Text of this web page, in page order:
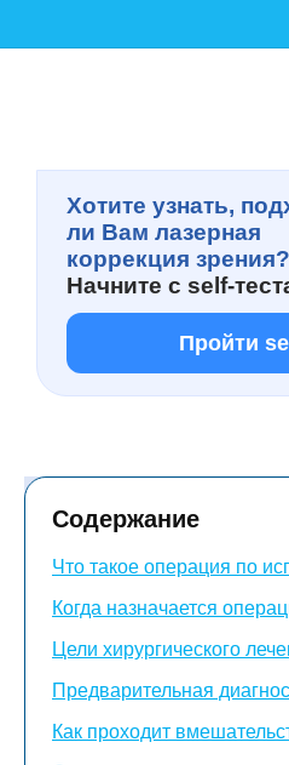
Хотите узнать,
ли Вам лазерная
коррекция зрения?
Начните с self-
Пройти
Содержание
Что такое операция по
Когда назначается
Цели хирургического
Предварительная
Как проходит